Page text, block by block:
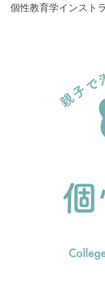
個性教育学インスト